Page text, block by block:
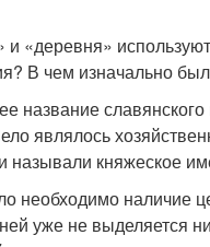
и «деревня»
В чем изначально
название
являлось
называли княжеское
необходимо наличие
уже не выделяется